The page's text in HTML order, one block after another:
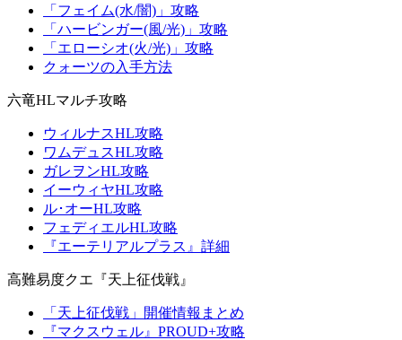
「フェイム(水/闇)」攻略
「ハービンガー(風/光)」攻略
「エローシオ(火/光)」攻略
クォーツの入手方法
六竜HLマルチ攻略
ウィルナスHL攻略
ワムデュスHL攻略
ガレヲンHL攻略
イーウィヤHL攻略
ル･オーHL攻略
フェディエルHL攻略
『エーテリアルプラス』詳細
高難易度クエ『天上征伐戦』
「天上征伐戦」開催情報まとめ
『マクスウェル』PROUD+攻略